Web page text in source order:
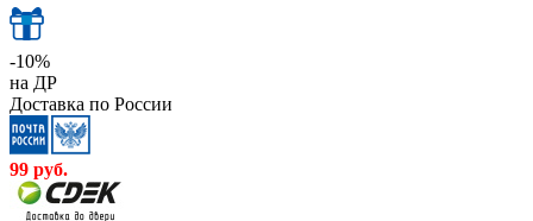
-10%
на ДР
Доставка по России
99 руб.